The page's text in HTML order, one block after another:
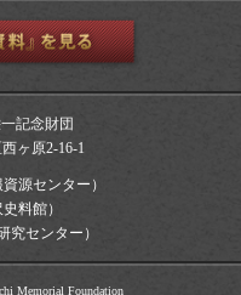
記念財団
ヶ原2-16-1
源センター）
料館）
究センター）
Memorial Foundation